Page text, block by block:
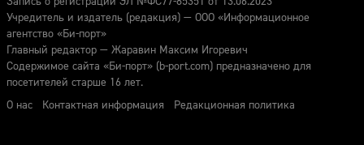
Учредитель и издатель (редакция) — ООО «Информационное
агентство «Би-порт»
Главный редактор — Жаравин Максим Игоревич
Содержимое сайта «Би-порт» (b-port.com) предназначено для
посетителей старше 16 лет.
О нас
Контактная информация Редакционная политика